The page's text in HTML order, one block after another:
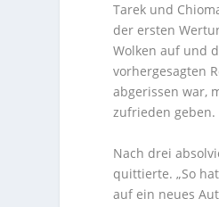
Tarek und
der ersten
Wolken auf und
vorhergesagten
abgerissen war,
zufrieden geben.
Nach drei
quittierte. „So
auf ein neues